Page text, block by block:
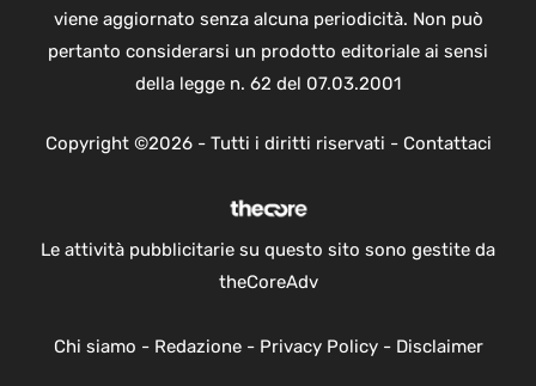
viene aggiornato senza alcuna periodicità. Non può
pertanto considerarsi un prodotto editoriale ai sensi
della legge n. 62 del 07.03.2001
Copyright ©2026 - Tutti i diritti riservati - Contattaci
Le attività pubblicitarie su questo sito sono gestite da
theCoreAdv
Chi siamo - Redazione- Privacy Policy- Disclaimer